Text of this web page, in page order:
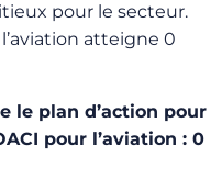
pour le secteur.
atteigne 0
le plan d’action pour
pour l’aviation : 0